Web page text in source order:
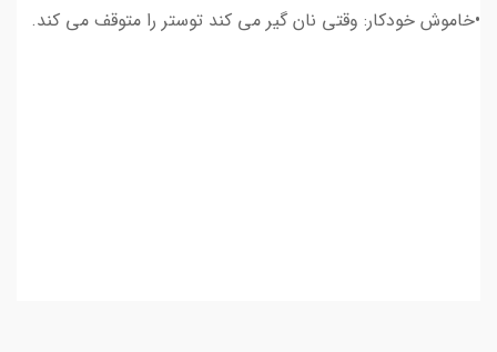
•خاموش خودکار: وقتی نان گیر می کند توستر را متوقف می کند.